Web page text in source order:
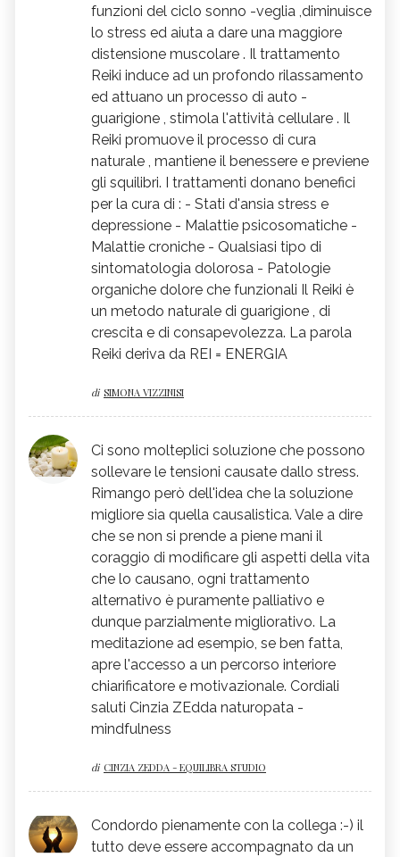
funzioni del ciclo sonno -veglia ,diminuisce
lo stress ed aiuta a dare una maggiore
distensione muscolare . Il trattamento
Reiki induce ad un profondo rilassamento
ed attuano un processo di auto -
guarigione , stimola l'attività cellulare . Il
Reiki promuove il processo di cura
naturale , mantiene il benessere e previene
gli squilibri. I trattamenti donano benefici
per la cura di : - Stati d'ansia stress e
depressione - Malattie psicosomatiche -
Malattie croniche - Qualsiasi tipo di
sintomatologia dolorosa - Patologie
organiche dolore che funzionali Il Reiki è
un metodo naturale di guarigione , di
crescita e di consapevolezza. La parola
Reiki deriva da REI = ENERGIA
di SIMONA VIZZINISI
Ci sono molteplici soluzione che possono
sollevare le tensioni causate dallo stress.
Rimango però dell'idea che la soluzione
migliore sia quella causalistica. Vale a dire
che se non si prende a piene mani il
coraggio di modificare gli aspetti della vita
che lo causano, ogni trattamento
alternativo è puramente palliativo e
dunque parzialmente migliorativo. La
meditazione ad esempio, se ben fatta,
apre l'accesso a un percorso interiore
chiarificatore e motivazionale. Cordiali
saluti Cinzia ZEdda naturopata -
mindfulness
di CINZIA ZEDDA - EQUILIBRA STUDIO
Condordo pienamente con la collega :-) il
tutto deve essere accompagnato da un